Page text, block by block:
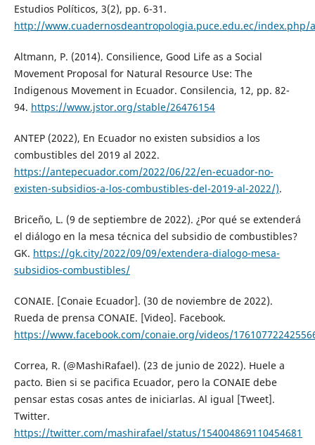
Estudios Políticos, 3(2), pp. 6-31.
http://www.cuadernosdeantropologia.puce.edu.ec/
Altmann, P. (2014). Consilience, Good Life as a Social
Movement Proposal for Natural Resource Use: The
Indigenous Movement in Ecuador. Consilencia, 12, pp. 82-
94. https://www.jstor.org/stable/26476154
ANTEP (2022), En Ecuador no existen subsidios a los
combustibles del 2019 al 2022.
https://antepecuador.com/2022/06/22/en-ecuador-no-
existen-subsidios-a-los-combustibles-del-2019-al-2022/).
Briceño, L. (9 de septiembre de 2022). ¿Por qué se extenderá
el diálogo en la mesa técnica del subsidio de combustibles?
GK. https://gk.city/2022/09/09/extendera-dialogo-mesa-
subsidios-combustibles/
CONAIE. [Conaie Ecuador]. (30 de noviembre de 2022).
Rueda de prensa CONAIE. [Video]. Facebook.
https://www.facebook.com/conaie.org/videos/
Correa, R. (@MashiRafael). (23 de junio de 2022). Huele a
pacto. Bien si se pacifica Ecuador, pero la CONAIE debe
pensar estas cosas antes de iniciarlas. Al igual [Tweet].
Twitter.
https://twitter.com/mashirafael/status/154004869110454681